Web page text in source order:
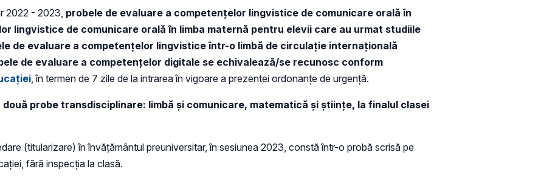
2022 - 2023, probele de evaluare a competenţelor lingvistice de comunicare orală în
lingvistice de comunicare orală în limba maternă pentru elevii care au urmat studiile
de evaluare a competenţelor lingvistice într-o limbă de circulaţie internaţională
de evaluare a competenţelor digitale se echivalează/se recunosc conform
, în termen de 7 zile de la intrarea în vigoare a prezentei ordonanţe de urgenţă.
probe transdisciplinare: limbă și comunicare, matematică și științe, la finalul clasei
(titularizare) în învățământul preuniversitar, în sesiunea 2023, constă într-o probă scrisă pe
fără inspecția la clasă.